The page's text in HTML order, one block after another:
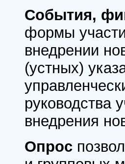
События,
формы
внедрении
(устных)
руководства
внедрения
Опрос